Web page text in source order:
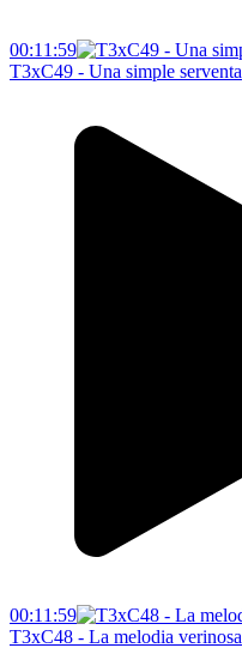
00:11:59
T3xC49 - Una simple serventa
00:11:59
T3xC48 - La melodia verinosa